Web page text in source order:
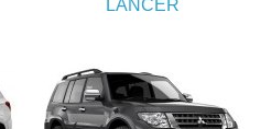
LANCER